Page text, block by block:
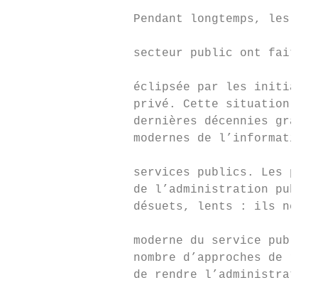
Pendant longtemps, les
secteur public ont fait
éclipsée par les
privé. Cette situation a
dernières décennies
modernes de
services publics. Les
de l’administration
désuets, lents : ils ne
moderne du service
nombre d’approches de
de rendre